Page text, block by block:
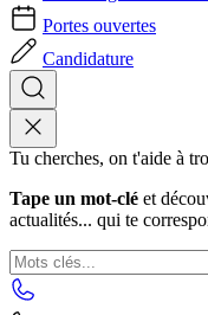
Portes ouvertes
Candidature
Tu cherches, on t'aide à
Tape un mot-clé et
actualités... qui te